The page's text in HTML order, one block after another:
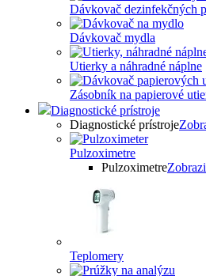
Dávkovač dezinfekčných
Dávkovač mydla
Utierky a náhradné náplne
Zásobník na papierové
Diagnostické prístroje
Diagnostické prístroje
Pulzoximetre
Pulzoximetre
Teplomery